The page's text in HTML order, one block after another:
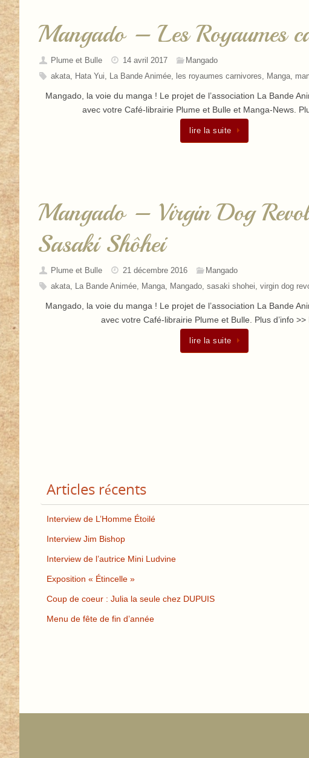
Mangado – Les Royaumes
Plume et Bulle 14 avril 2017
Mangado
akata, Hata Yui, La Bande Animée, les royaumes carnivores, Manga,
Mangado, la voie du manga ! Le projet de l’association La Bande
avec votre Café-librairie Plume et Bulle et Manga-News.
lire la suite
Mangado – Virgin Dog
Sasaki Shôhei
Plume et Bulle 21 décembre 2016
Mangado
akata, La Bande Animée, Manga, Mangado,sasaki shohei,virgin dog
Mangado, la voie du manga ! Le projet de l’association La Bande
avec votre Café-librairie Plume et Bulle. Plus d’info >>
lire la suite
Articles récents
Interview de L’Homme Étoilé
Interview Jim Bishop
Interview de l’autrice Mini Ludvine
Exposition « Étincelle »
Coup de coeur : Julia la seule chez DUPUIS
Menu de fête de fin d’année